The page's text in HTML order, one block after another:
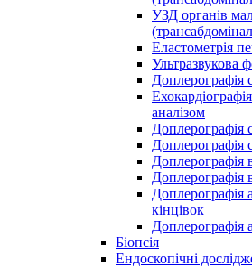
УЗД органів
Еластометрія
Ультразвукова
Доплерографія
аналізом
Доплерографія
Доплерографія
Доплерографія
Доплерографія
Доплерографія
кінцівок
Доплерографія
Біопсія
Ендоскопічні